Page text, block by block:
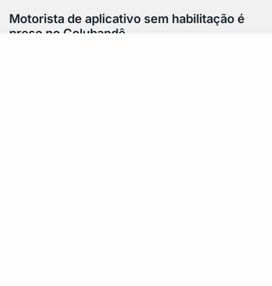
Motorista de aplicativo sem habilitação é
preso no Colubandê